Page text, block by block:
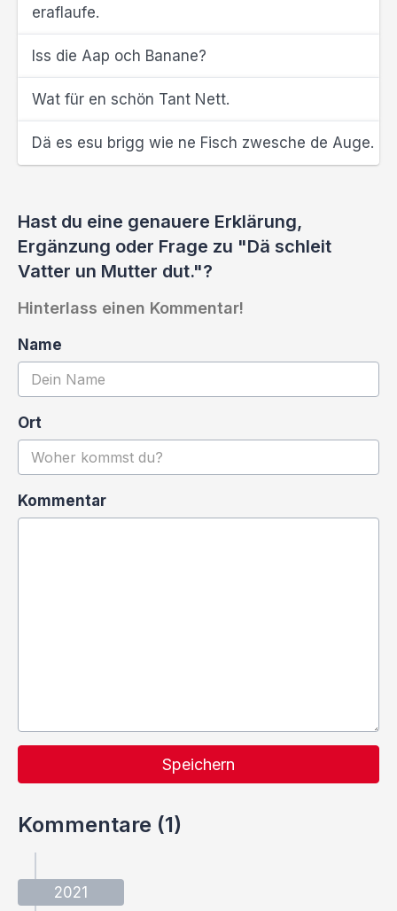
eraflaufe.
Iss die Aap och Banane?
Wat für en schön Tant Nett.
Dä es esu brigg wie ne Fisch zwesche de Auge.
Hast du eine genauere Erklärung,
Ergänzung oder Frage zu "Dä schleit
Vatter un Mutter dut."?
Hinterlass einen Kommentar!
Name
Ort
Kommentar
Speichern
Kommentare (1)
2021